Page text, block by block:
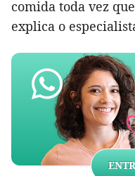
comida toda vez
explica o